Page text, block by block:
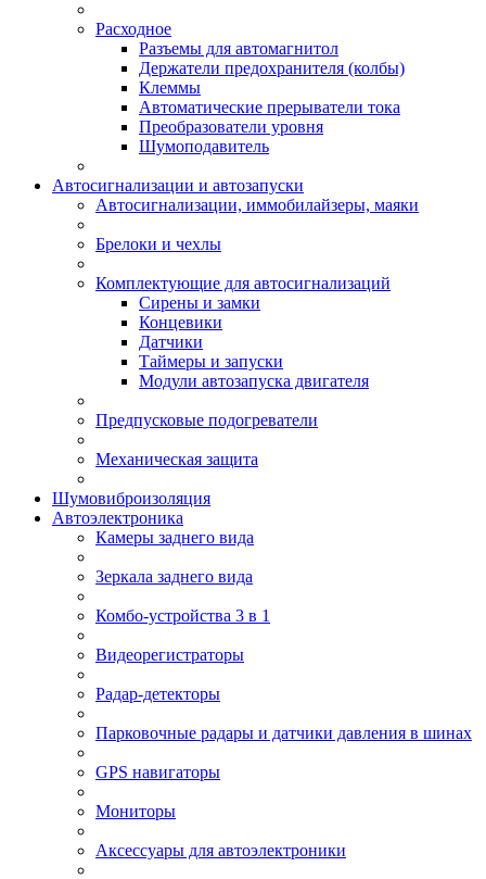
Расходное
Разъемы для автомагнитол
Держатели предохранителя (колбы)
Клеммы
Автоматические прерыватели тока
Преобразователи уровня
Шумоподавитель
Автосигнализации и автозапуски
Автосигнализации, иммобилайзеры, маяки
Брелоки и чехлы
Комплектующие для автосигнализаций
Сирены и замки
Концевики
Датчики
Таймеры и запуски
Модули автозапуска двигателя
Предпусковые подогреватели
Механическая защита
Шумовиброизоляция
Автоэлектроника
Камеры заднего вида
Зеркала заднего вида
Комбо-устройства 3 в 1
Видеорегистраторы
Радар-детекторы
Парковочные радары и датчики давления в шинах
GPS навигаторы
Мониторы
Аксессуары для автоэлектроники